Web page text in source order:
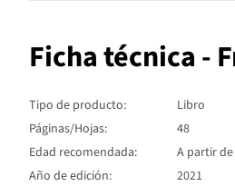
Ficha técnica -
Tipo de producto:
Libro
Páginas/Hojas:
48
Edad recomendada:
A partir
Año de edición:
2021